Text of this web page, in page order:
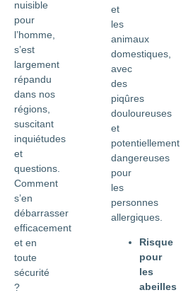
nuisible
pour
l’homme,
s’est
largement
répandu
dans nos
régions,
suscitant
inquiétudes
et
questions.
Comment
s’en
débarrasser
efficacement
et en
toute
sécurité
?
et
les
animaux
domestiques,
avec
des
piqûres
douloureuses
et
potentiellement
dangereuses
pour
les
personnes
allergiques.
Risque
pour
les
abeilles